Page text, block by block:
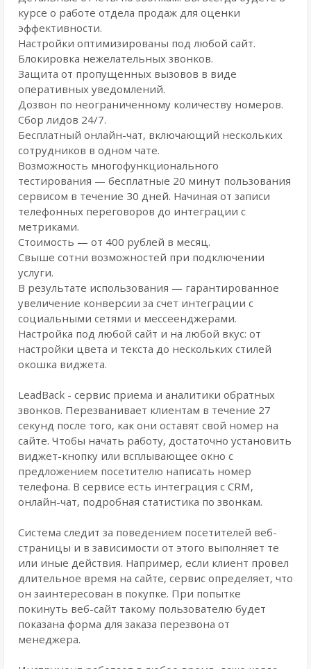
курсе о работе отдела продаж для оценки
эффективности.
Настройки оптимизированы под любой сайт.
Блокировка нежелательных звонков.
Защита от пропущенных вызовов в виде
оперативных уведомлений.
Дозвон по неограниченному количеству номеров.
Сбор лидов 24/7.
Бесплатный онлайн-чат, включающий нескольких
сотрудников в одном чате.
Возможность многофункционального
тестирования — бесплатные 20 минут пользования
сервисом в течение 30 дней. Начиная от записи
телефонных переговоров до интеграции с
метриками.
Стоимость — от 400 рублей в месяц.
Свыше сотни возможностей при подключении
услуги.
В результате использования — гарантированное
увеличение конверсии за счет интеграции с
социальными сетями и мессеенджерами.
Настройка под любой сайт и на любой вкус: от
настройки цвета и текста до нескольких стилей
окошка виджета.
LeadBack - сервис приема и аналитики обратных
звонков. Перезванивает клиентам в течение 27
секунд после того, как они оставят свой номер на
сайте. Чтобы начать работу, достаточно установить
виджет-кнопку или всплывающее окно с
предложением посетителю написать номер
телефона. В сервисе есть интеграция с CRM,
онлайн-чат, подробная статистика по звонкам.
Система следит за поведением посетителей веб-
страницы и в зависимости от этого выполняет те
или иные действия. Например, если клиент провел
длительное время на сайте, сервис определяет, что
он заинтересован в покупке. При попытке
покинуть веб-сайт такому пользователю будет
показана форма для заказа перезвона от
менеджера.